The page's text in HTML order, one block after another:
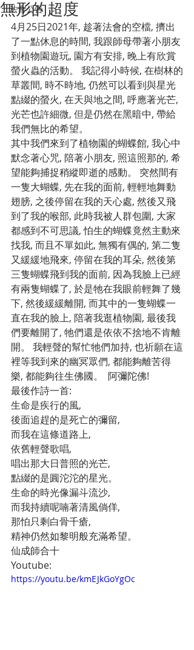
法會公告
無形的超度
4月25日2021年, 趁著法會的空檔, 擠出
了一點休息的時間, 我跟師母帶著小朋友
到植物園遊玩, 園方有安排, 晚上有欣賞
螢火蟲的活動。 我記得小時候, 在樹林的
草叢間, 時不時地, 仍然可以看到與星光
點綴的螢火, 在天與地之間, 呼應著光芒,
光芒也許細微, 但是仍然在黑暗中, 帶給
我們無比的希望。
其中我們來到了植物園的蝴蝶館, 我心中
默念著心咒, 陪著小朋友, 照這照那的, 希
望能夠捕捉稍縱即逝的感動。 突然間有
一隻大蝴蝶, 先在我的面前, 輕輕地舞動
翅膀, 之後停留在我的天心處, 然後又飛
到了我的喉部, 此時我被人群包圍, 大家
都感到不可思議, 怕生的蝴蝶竟然主動來
找我, 而且不單如此, 無獨有偶的, 第二隻
又緩緩地飛來, 停留在我的耳朵, 然後第
三隻蝴蝶飛到我的面前, 因為我臉上已經
有兩隻蝴蝶了, 於是牠在我眼前輕舞了幾
下, 然後緩緩離開, 而其中的一隻蝴蝶一
直在我的臉上, 陪著我逛植物園, 最後我
們要離開了, 牠們還是依依不捨地不肯離
開。 我輕聲的幫忙牠們加持, 也祈願在這
裡等我到來的幽冥眾們, 都能夠離苦得
樂, 都能夠往生佛國。  阿彌陀佛!
最後作詩一首:
生命是疾行的風,
後面追趕的是死亡的彌留,
而我在這條道路上,
依舊輕聲歌唱,
唱出那大日普照的光芒,
點綴的是圓沱沱的星光。
生命的時光像漏斗流沙,
而我持續呢喃著清風倘佯,
那怕只剩白骨千瘡,
精神仍然如黎明般充滿希望。
仙成師合十
Youtube:
https://youtu.be/kmEJkGoYgOc